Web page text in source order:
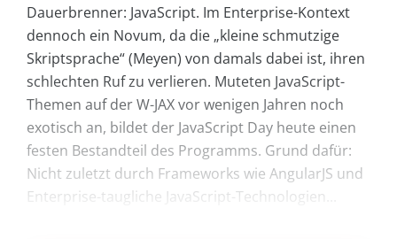
Dauerbrenner: JavaScript. Im Enterprise-Kontext
dennoch ein Novum, da die „kleine schmutzige
Skriptsprache“ (Meyen) von damals dabei ist, ihren
schlechten Ruf zu verlieren. Muteten JavaScript-
Themen auf der W-JAX vor wenigen Jahren noch
exotisch an, bildet der JavaScript Day heute einen
festen Bestandteil des Programms. Grund dafür:
Nicht zuletzt durch Frameworks wie AngularJS und
Enterprise-taugliche JavaScript-Technologien...